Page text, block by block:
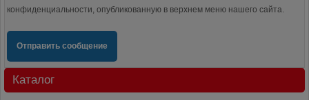
конфиденциальности, опубликованную в верхнем меню нашего сайта.
Отправить сообщение
Каталог